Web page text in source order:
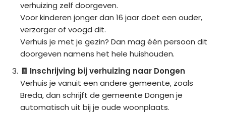
verhuizing zelf doorgeven.
Voor kinderen jonger dan 16 jaar doet een ouder,
verzorger of voogd dit.
Verhuis je met je gezin? Dan mag één persoon dit
doorgeven namens het hele huishouden.
🧾 Inschrijving bij verhuizing naar Dongen
Verhuis je vanuit een andere gemeente, zoals
Breda, dan schrijft de gemeente Dongen je
automatisch uit bij je oude woonplaats.